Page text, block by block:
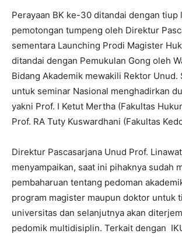
Perayaan BK ke-30 ditandai dengan tiup
pemotongan tumpeng oleh Direktur
sementara Launching Prodi Magister
ditandai dengan Pemukulan Gong oleh
Bidang Akademik mewakili Rektor Unud.
untuk seminar Nasional menghadirkan
yakni Prof. I Ketut Mertha (Fakultas
Prof. RA Tuty Kuswardhani (Fakultas
Direktur Pascasarjana Unud Prof.
menyampaikan, saat ini pihaknya sudah
pembaharuan tentang pedoman
program magister maupun doktor untuk
universitas dan selanjutnya akan
pedomik multidisiplin. Terkait dengan